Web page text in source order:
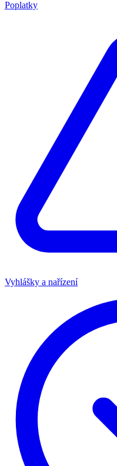
Poplatky
Vyhlášky a nařízení